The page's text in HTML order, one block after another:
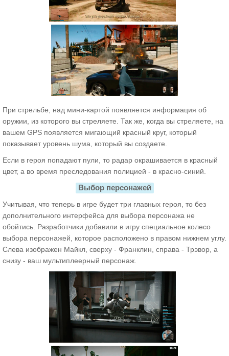
При стрельбе, над мини-картой появляется информация об
оружии, из которого вы стреляете. Так же, когда вы стреляете, на
вашем GPS появляется мигающий красный круг, который
показывает уровень шума, который вы создаете.
Если в героя попадают пули, то радар окрашивается в красный
цвет, а во время преследования полицией - в красно-синий.
Выбор персонажей
Учитывая, что теперь в игре будет три главных героя, то без
дополнительного интерфейса для выбора персонажа не
обойтись. Разработчики добавили в игру специальное колесо
выбора персонажей, которое расположено в правом нижнем углу.
Слева изображен Майкл, сверху - Франклин, справа - Трэвор, а
снизу - ваш мультиплеерный персонаж.